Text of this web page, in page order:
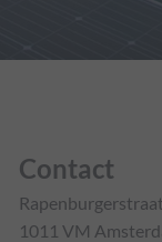
Contact
1011 VM